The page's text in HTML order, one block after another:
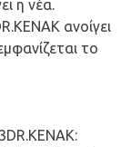
η νέα.
ανοίγει
το